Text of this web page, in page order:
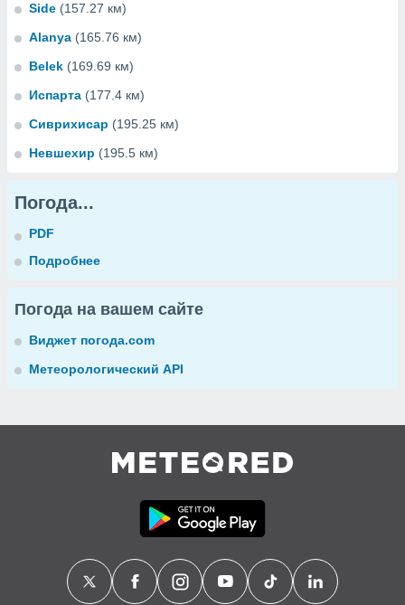
Side (157.27 км)
Alanya (165.76 км)
Belek (169.69 км)
Испарта (177.4 км)
Сиврихисар (195.25 км)
Невшехир (195.5 км)
Погода...
PDF
Подробнее
Погода на вашем сайте
Виджет погода.com
Метеорологический API